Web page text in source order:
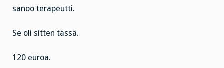
sanoo terapeutti.
Se oli sitten tässä.
120 euroa.